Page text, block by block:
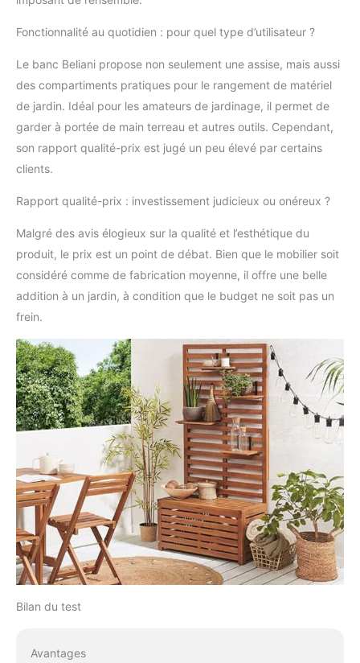
Fonctionnalité au quotidien : pour quel type d’utilisateur ?
Le banc Beliani propose non seulement une assise, mais aussi
des compartiments pratiques pour le rangement de matériel
de jardin. Idéal pour les amateurs de jardinage, il permet de
garder à portée de main terreau et autres outils. Cependant,
son rapport qualité-prix est jugé un peu élevé par certains
clients.
Rapport qualité-prix : investissement judicieux ou onéreux ?
Malgré des avis élogieux sur la qualité et l’esthétique du
produit, le prix est un point de débat. Bien que le mobilier soit
considéré comme de fabrication moyenne, il offre une belle
addition à un jardin, à condition que le budget ne soit pas un
frein.
Bilan du test
Avantages